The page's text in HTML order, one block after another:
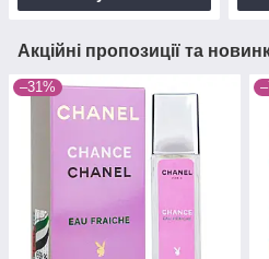
Акційні пропозиції та
–31%